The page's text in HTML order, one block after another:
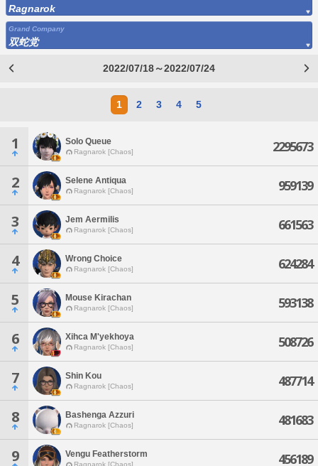
Ragnarok
Grand Company
双蛇党
2022/07/18～2022/07/24
1 2 3 4 5
1 Solo Queue
Ragnarok [Chaos] 2295673
2 Selene Antiqua
Ragnarok [Chaos] 959139
3 Jem Aermilis
Ragnarok [Chaos] 661563
4 Wrong Choice
Ragnarok [Chaos] 624284
5 Mouse Kirachan
Ragnarok [Chaos] 593138
6 Xihca M'yekhoya
Ragnarok [Chaos] 508726
7 Shin Kou
Ragnarok [Chaos] 487714
8 Bashenga Azzuri
Ragnarok [Chaos] 481683
9 Vengu Featherstorm
Ragnarok [Chaos] 456189